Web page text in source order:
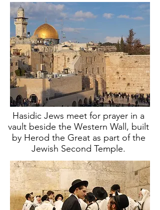
Hasidic Jews meet for prayer in a
vault beside the Western Wall, built
by Herod the Great as part of the
Jewish Second Temple.